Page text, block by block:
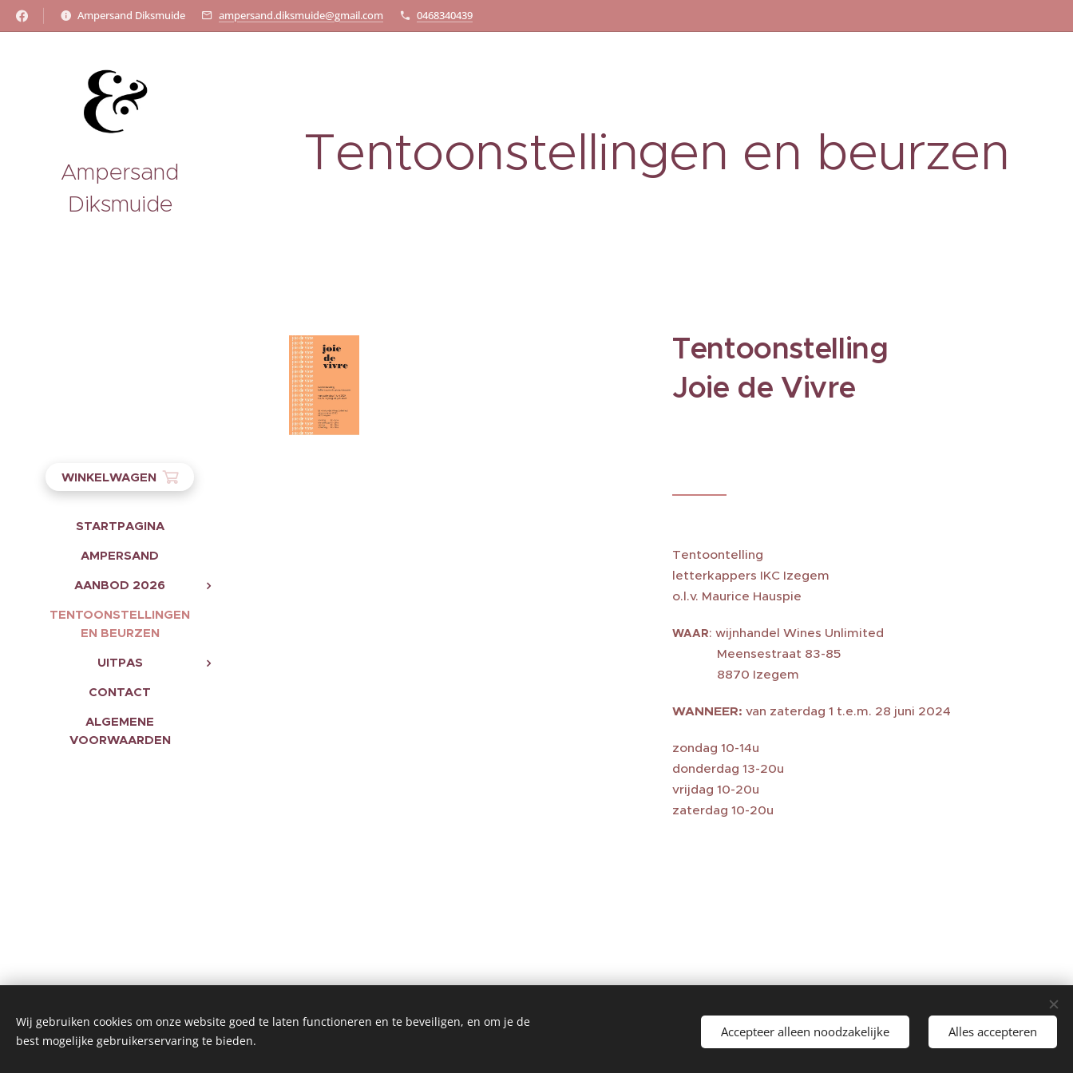
Ampersand Diksmuide ampersand.diksmuide@gmail.com 0468340439
Ampersand
Diksmuide
WINKELWAGEN
STARTPAGINA
AMPERSAND
AANBOD 2026
TENTOONSTELLINGEN
EN BEURZEN
UITPAS
CONTACT
ALGEMENE
VOORWAARDEN
Tentoonstellingen en beurzen
Tentoonstelling
Joie de Vivre
Tentoontelling
letterkappers IKC Izegem
o.l.v. Maurice Hauspie
WAAR: wijnhandel Wines Unlimited
Meensestraat 83-85
8870 Izegem
WANNEER: van zaterdag 1 t.e.m. 28 juni 2024
zondag 10-14u
donderdag 13-20u
vrijdag 10-20u
zaterdag 10-20u
Mogelijk gemaakt door
Webnode
Wij gebruiken cookies om onze website goed te laten functioneren en te beveiligen, en om je de
best mogelijke gebruikerservaring te bieden.
Accepteer alleen noodzakelijke Alles accepteren